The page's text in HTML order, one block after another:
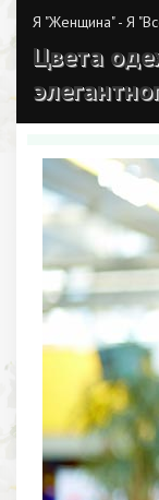
Я "Женщина" - Я
Цвета